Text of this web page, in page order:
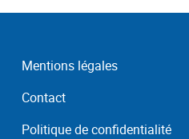
Mentions légales
Contact
Politique de confidentialité